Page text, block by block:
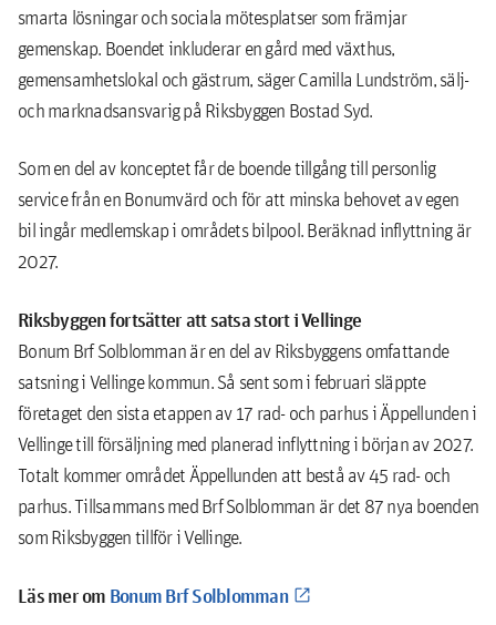
smarta lösningar och sociala mötesplatser som främjar
gemenskap. Boendet inkluderar en gård med växthus,
gemensamhetslokal och gästrum, säger Camilla Lundström, sälj-
och marknadsansvarig på Riksbyggen Bostad Syd.
Som en del av konceptet får de boende tillgång till personlig
service från en Bonumvärd och för att minska behovet av egen
bil ingår medlemskap i områdets bilpool. Beräknad inflyttning är
2027.
Riksbyggen fortsätter att satsa stort i Vellinge
Bonum Brf Solblomman är en del av Riksbyggens omfattande
satsning i Vellinge kommun. Så sent som i februari släppte
företaget den sista etappen av 17 rad- och parhus i Äppellunden i
Vellinge till försäljning med planerad inflyttning i början av 2027.
Totalt kommer området Äppellunden att bestå av 45 rad- och
parhus. Tillsammans med Brf Solblomman är det 87 nya boenden
som Riksbyggen tillför i Vellinge.
Läs mer om BonumBrf Solblomman